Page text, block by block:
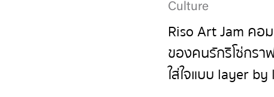
Culture
Riso Art Jam คอ
ของคนรักริโซ่กรา
ใส่ใจแบบ layer